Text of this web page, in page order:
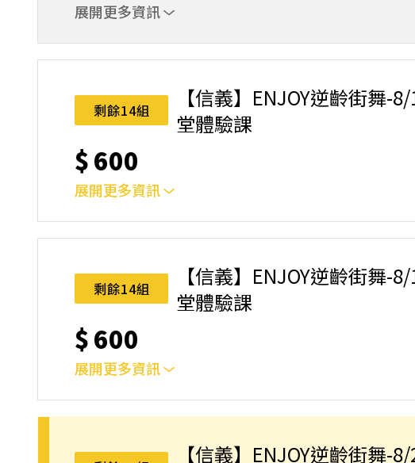
展開更多資訊
單堂體驗課
剩餘14組
【信義】ENJOY逆齡街舞-
堂體驗課
$600
展開更多資訊
單堂體驗課
剩餘14組
【信義】ENJOY逆齡街舞-
堂體驗課
$600
展開更多資訊
單堂體驗課
【信義】ENJOY逆齡街舞-